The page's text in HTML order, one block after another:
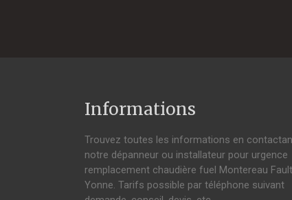
Informations
Trouvez toutes les informations en
notre dépanneur ou installateur pour urgence
remplacement chaudière fuel Montereau Fault
Yonne. Tarifs possible par téléphone suivant